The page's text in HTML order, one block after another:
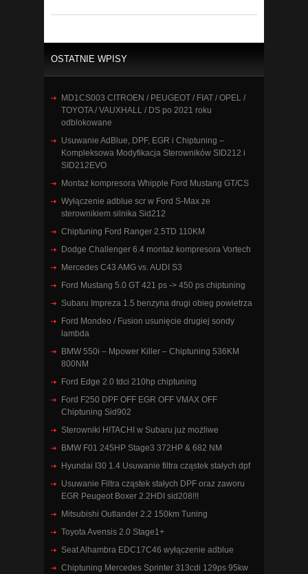
OSTATNIE WPISY
MD1CS003 CITROEN / PEUGEOT / FIAT / OPEL /
TOYOTA / VAUXHALL / DS po 2021 roku
odblokowane
Usuwanie AdBlue, DPF, EGR i Chiptuning –
Kompleksowa Modyfikacja Sterowników SID212 i
SID212EVO
Montaż kompresora Whipple Ford Mustang GT/CS
Wyłączenie adblue scr w Ford S-Max ze
sterownikiem silnika Sid212
Chiptuning Ford Ranger 2.5TD 110KM
Dodge Challenger 6.4 montaż kompresora Vortech
Mercedes C43 AMG vs. AUDI S3
Ford Mustang 5.0 GT 421 ps -> 450 ps chiptuning
Subaru Impreza 1.5 benzyna drugi obieg powietrza
Ford Mondeo / Fusion usunięcie drugiej sondy
lambda
BMW 550i – Mpower Killer – Chiptuning 536KM
800NM
Ford Edge 2.0 tdci 210hp chiptuning
Ford F250 DPF OFF EGR OFF VMAX OFF
Chiptuning Sid902
Sterowniki HITACHI w Subaru już możliwe
BMW F01 245HP Stage3 372HP & 682 NM
Hyundai I30 1.4 Usuwanie filtra cząstek stałych dpf
Usuwanie Filtra cząstek stałych DPF oraz zaworu
EGR Peugeot Boxer 2.2HDI sid208!!!
Mitsubishi Outlander 2.2 150km Tuning
Toyota Avensis 2.0 Stage1+
Seat Alhambra EDC17C46 wyłączenie adblue
Chiptuning Mercedes Sprinter 313cdi 129ps 95kw